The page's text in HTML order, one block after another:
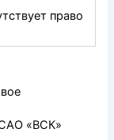
право
«ВСК»